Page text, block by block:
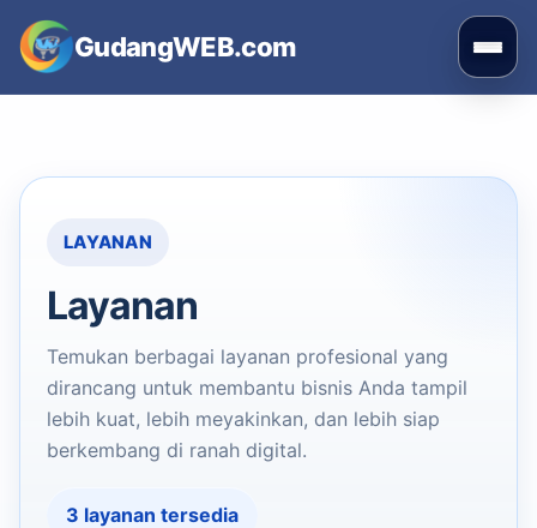
content
GudangWEB.com
Buka
LAYANAN
Layanan
Temukan berbagai layanan profesional yang
dirancang untuk membantu bisnis Anda tampil
lebih kuat, lebih meyakinkan, dan lebih siap
berkembang di ranah digital.
3 layanan tersedia